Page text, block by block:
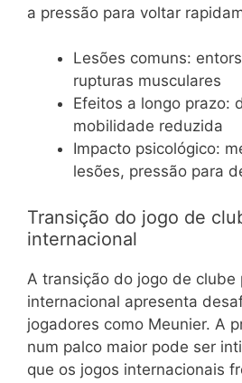
a pressão para voltar
Lesões comuns:
rupturas musculares
Efeitos a longo prazo:
mobilidade reduzida
Impacto psicológico:
lesões, pressão para
Transição do jogo de
internacional
A transição do jogo de clube
internacional apresenta
jogadores como Meunier. A
num palco maior pode ser
que os jogos internacionais